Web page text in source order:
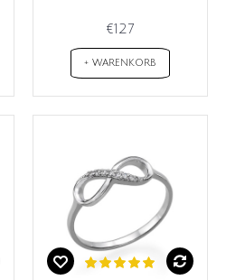
€127
+ WARENKORB